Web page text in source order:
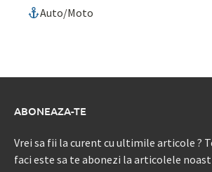
Auto/Moto
ABONEAZA-TE
Vrei sa fii la curent cu ultimile articole ?
faci este sa te abonezi la articolele